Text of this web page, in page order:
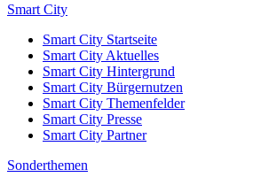
Smart City
Smart City Startseite
Smart City Aktuelles
Smart City Hintergrund
Smart City Bürgernutzen
Smart City Themenfelder
Smart City Presse
Smart City Partner
Sonderthemen